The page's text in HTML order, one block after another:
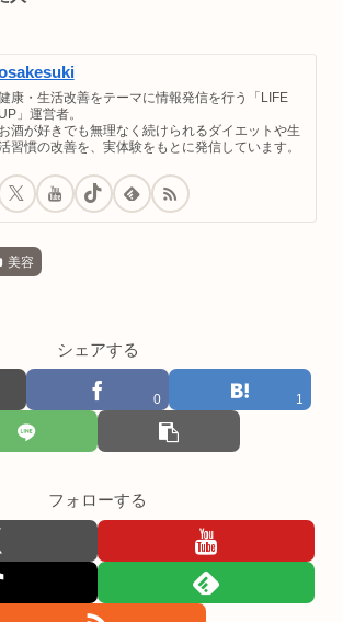
康・生活改善をテーマに情報発信を行う「LIFE
UP」運営者。
お酒が好きでも無理なく続けられるダイエットや生
習慣の改善を、実体験をもとに発信しています。
美容
シェアする
0 1
フォローする